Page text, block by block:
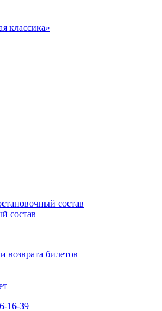
классика»
состав
состав
возврата билетов
16-39